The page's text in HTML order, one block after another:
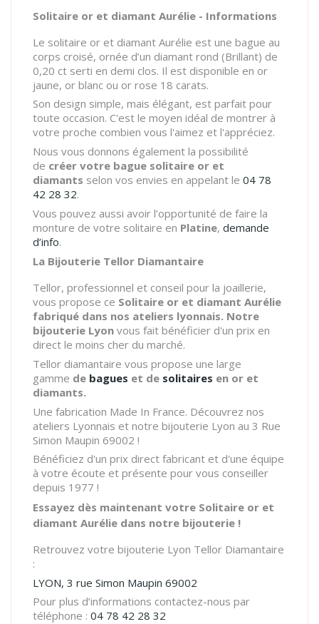
Solitaire or et diamant Aurélie - Informations
Le solitaire or et diamant Aurélie est une bague au
corps croisé, ornée d’un diamant rond (Brillant) de
0,20 ct serti en demi clos. Il est disponible en or
jaune, or blanc ou or rose 18 carats.
Son design simple, mais élégant, est parfait pour
toute occasion. C'est le moyen idéal de montrer à
votre proche combien vous l'aimez et l'appréciez.
Nous vous donnons également la possibilité
de créer votre bague solitaire or et
diamants selon vos envies en appelant le 04 78
42 28 32.
Vous pouvez aussi avoir l’opportunité de faire la
monture de votre solitaire en Platine, demande
d’info.
La Bijouterie Tellor Diamantaire
Tellor, professionnel et conseil pour la joaillerie,
vous propose ce Solitaire or et diamant Aurélie
fabriqué dans nos ateliers lyonnais. Notre
bijouterie Lyon vous fait bénéficier d'un prix en
direct le moins cher du marché.
Tellor diamantaire vous propose une large
gamme de bagues et de solitaires en or et
diamants.
Une fabrication Made In France. Découvrez nos
ateliers Lyonnais et notre bijouterie Lyon au 3 Rue
Simon Maupin 69002 !
Bénéficiez d'un prix direct fabricant et d'une équipe
à votre écoute et présente pour vous conseiller
depuis 1977 !
Essayez dès maintenant votre Solitaire or et
diamant Aurélie dans notre bijouterie !
Retrouvez votre bijouterie Lyon Tellor Diamantaire
:
LYON, 3 rue Simon Maupin 69002
Pour plus d’informations contactez-nous par
téléphone : 04 78 42 28 32